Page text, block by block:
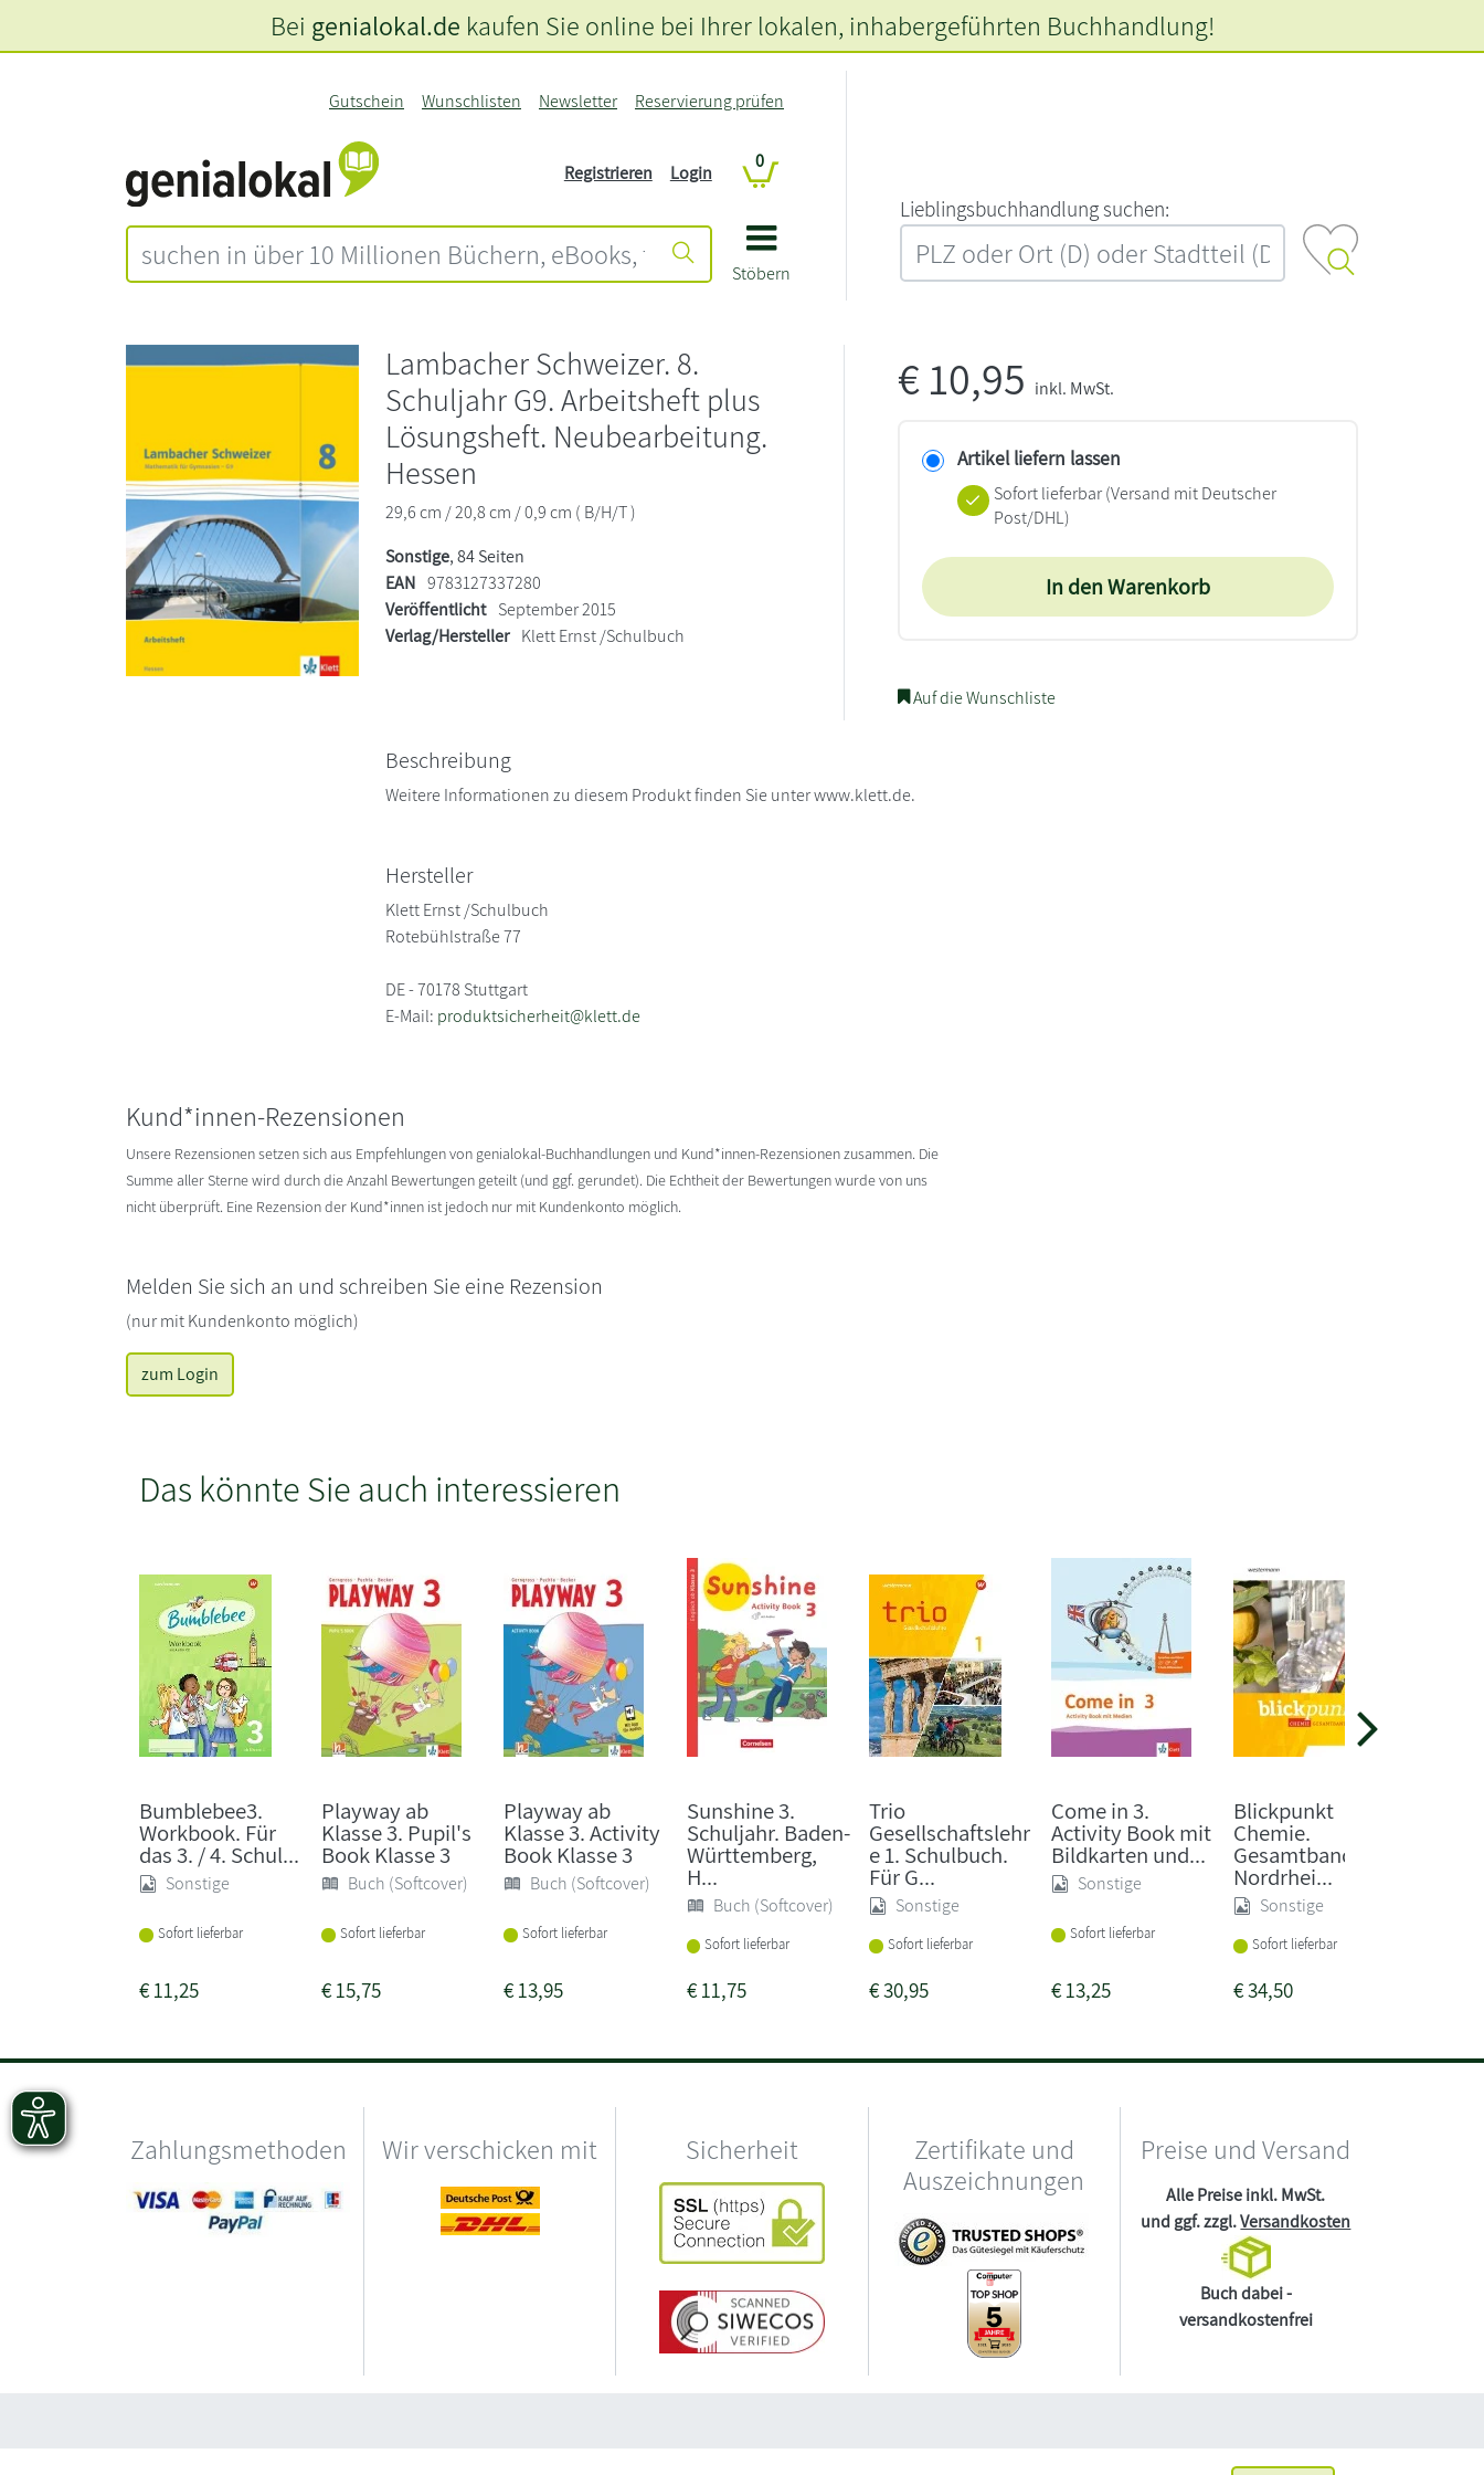
Stöbern
Gutschein Wunschlisten Newsletter Reservierung prüfen
Registrieren Login
0
L‍i‍e‍b‍l‍i‍n‍g‍s‍b‍u‍c‍h‍h‍a‍n‍d‍l‍u‍n‍g‍ ‍s‍u‍c‍h‍e‍n‍:‍
Bei genialokal.de kaufen Sie online bei Ihrer lokalen, inhabergeführten Buchhandlung!
Lambacher Schweizer. 8.
Schuljahr G9. Arbeitsheft plus
Lösungsheft. Neubearbeitung.
Hessen
29,6 cm / 20,8 cm / 0,9 cm ( B/H/T )
Sonstige, 84 Seiten
EAN 9783127337280
Veröffentlicht September 2015
Verlag/Hersteller Klett Ernst /Schulbuch
€10,95 inkl. MwSt.
Artikel liefern lassen
Sofort lieferbar(Versand mit Deutscher
Post/DHL)
In den Warenkorb
Auf die Wunschliste
Beschreibung
Weitere Informationen zu diesem Produkt finden Sie unter www.klett.de.
Hersteller
Klett Ernst /Schulbuch
Rotebühlstraße 77
DE - 70178 Stuttgart
E-Mail: produktsicherheit@klett.de
Kund*innen-Rezensionen
Unsere Rezensionen setzen sich aus Empfehlungen von genialokal-Buchhandlungen und Kund*innen-Rezensionen zusammen. Die
Summe aller Sterne wird durch die Anzahl Bewertungen geteilt (und ggf. gerundet). Die Echtheit der Bewertungen wurde von uns
nicht überprüft. Eine Rezension der Kund*innen ist jedoch nur mit Kundenkonto möglich.
Melden Sie sich an und schreiben Sie eine Rezension
(nur mit Kundenkonto möglich)
zum Login
Das könnte Sie auch interessieren
Bumblebee3.
Workbook. Für
das 3. / 4. Schul...
Sonstige
Sofort lieferbar
€11,25
Playway ab
Klasse 3. Pupil's
Book Klasse 3
Buch (Softcover)
Sofort lieferbar
€15,75
Playway ab
Klasse 3. Activity
Book Klasse 3
Buch (Softcover)
Sofort lieferbar
€13,95
Sunshine 3.
Schuljahr. Baden-
Württemberg,
H...
Buch (Softcover)
Sofort lieferbar
€11,75
Trio
Gesellschaftslehr
e 1. Schulbuch.
Für G...
Sonstige
Sofort lieferbar
€30,95
Come in 3.
Activity Book mit
Bildkarten und...
Sonstige
Sofort lieferbar
€13,25
Blickpunkt
Chemie.
Gesamtband. Für
Nordrhei...
Sonstige
Sofort lieferbar
€34,50
Zahlungsmethoden Wir verschicken mit Sicherheit
Zertifikate und
Auszeichnungen
Preise und Versand
Alle Preise inkl. MwSt.
und ggf. zzgl.Versandkosten
Buch dabei -
versandkostenfrei